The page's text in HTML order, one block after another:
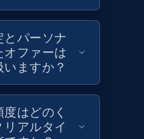
今すぐ始める
by specified
description,
price, Discount,
とパーソナ
オファーは
ますか？
はどのく
リアルタイ